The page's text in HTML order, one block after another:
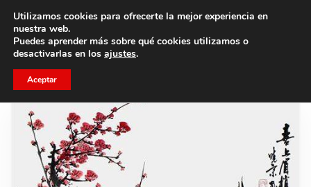
Trae a un amigo y llevaos un total de 75€ de descuento.
Utilizamos cookies para ofrecerte la mejor experiencia en
nuestra web.
Puedes aprender más sobre qué cookies utilizamos o
desactivarlas en los ajustes.
Aceptar